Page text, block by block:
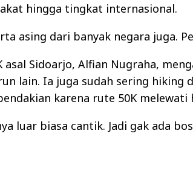
hingga tingkat internasional.
asing dari banyak negara juga.
asal Sidoarjo, Alfian Nugraha,
lain. Ia juga sudah sering hiking
karena rute 50K
luar biasa cantik. Jadi gak ada